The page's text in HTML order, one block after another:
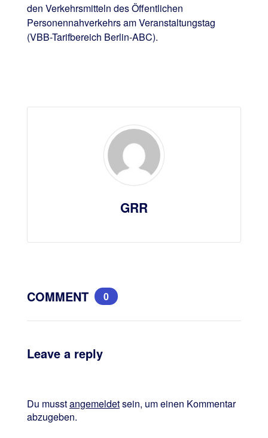
den Verkehrsmitteln des Öffentlichen
Personennahverkehrs am Veranstaltungstag
(VBB-Tarifbereich Berlin-ABC).
GRR
COMMENT 0
Leave a reply
Du musstangemeldetsein, um einen Kommentar
abzugeben.